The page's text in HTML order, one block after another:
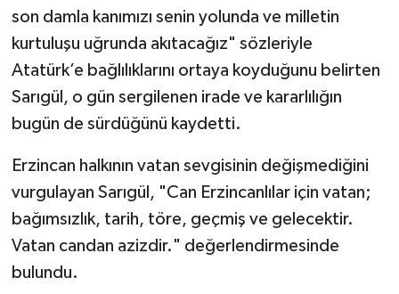
son damla kanımızı senin yolunda ve milletin
kurtuluşu uğrunda akıtacağız" sözleriyle
Atatürk’e bağlılıklarını ortaya koyduğunu belirten
Sarıgül, o gün sergilenen irade ve kararlılığın
bugün de sürdüğünü kaydetti.
Erzincan halkının vatan sevgisinin değişmediğini
vurgulayan Sarıgül, "Can Erzincanlılar için vatan;
bağımsızlık, tarih, töre, geçmiş ve gelecektir.
Vatan candan azizdir." değerlendirmesinde
bulundu.